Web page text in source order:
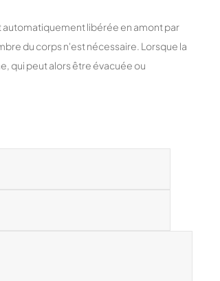
automatiquement libérée en amont par
du corps n'est nécessaire. Lorsque la
qui peut alors être évacuée ou